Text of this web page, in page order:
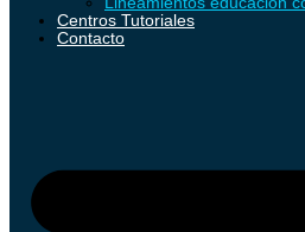
Centros Tutoriales
Contacto